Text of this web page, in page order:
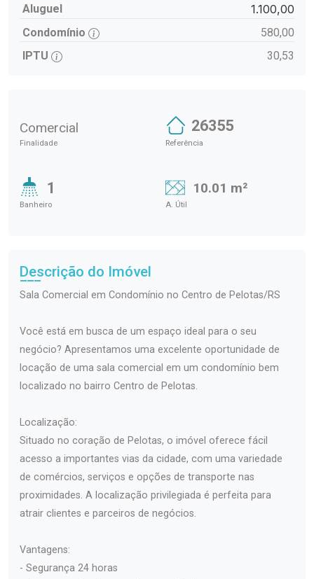
Aluguel 1.100,00
Condomínio
580,00
IPTU
30,53
Comercial
Finalidade
26355
Referência
1
Banheiro
10.01 m²
A. Útil
Descrição do Imóvel
Sala Comercial em Condomínio no Centro de Pelotas/RS
Você está em busca de um espaço ideal para o seu
negócio? Apresentamos uma excelente oportunidade de
locação de uma sala comercial em um condomínio bem
localizado no bairro Centro de Pelotas.
Localização:
Situado no coração de Pelotas, o imóvel oferece fácil
acesso a importantes vias da cidade, com uma variedade
de comércios, serviços e opções de transporte nas
proximidades. A localização privilegiada é perfeita para
atrair clientes e parceiros de negócios.
Vantagens:
- Segurança 24 horas